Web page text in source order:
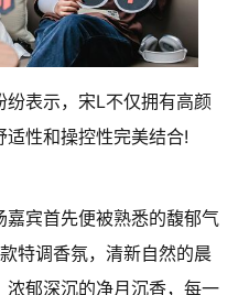
表示，宋L不仅拥有高颜
性和操控性完美结合!
宾首先便被熟悉的馥郁气
特调香氛，清新自然的晨
郁深沉的净月沉香，每一